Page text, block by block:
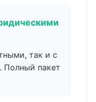
так и с
пакет